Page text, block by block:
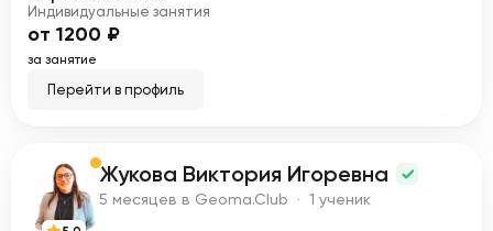
Индивидуальные занятия
от 1200 ₽
за занятие
Перейти в профиль
Ж Жукова Виктория Игоревна
5 месяцев в Geoma.Club · 1 ученик